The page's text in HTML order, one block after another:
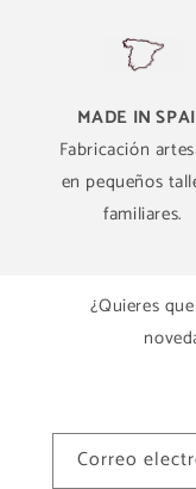
MADE IN
Fabricación
en pequeños
familiares.
¿Quieres
Correo